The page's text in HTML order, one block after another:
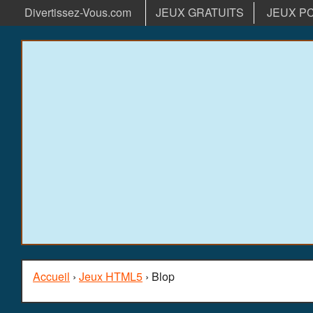
Divertissez-Vous.com JEUX GRATUITS JEUX
Accueil › Jeux HTML5 › Blop